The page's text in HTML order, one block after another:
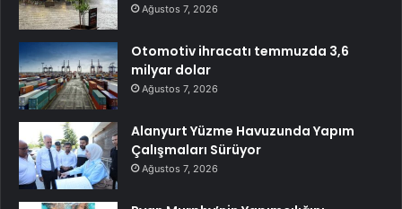
Ağustos 7, 2026
Otomotiv ihracatı temmuzda 3,6
milyar dolar
Ağustos 7, 2026
Alanyurt Yüzme Havuzunda Yapım
Çalışmaları Sürüyor
Ağustos 7, 2026